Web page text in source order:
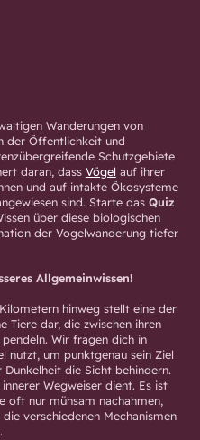
Wanderungen von
der Öffentlichkeit und
Schutzgebiete
daran, dass Vögel auf ihrer
und auf intakte Ökosysteme
sind. Starte das Quiz
über diese biologischen
der Vogelwanderung tiefer
Allgemeinwissen!
hinweg stellt eine der
Tiere dar, die zwischen ihren
Wir fragen dich in
nutzt, um punktgenau sein Ziel
die Sicht behindern.
Wegweiser dient. Es ist
oft nur mühsam nachahmen,
verschiedenen Mechanismen